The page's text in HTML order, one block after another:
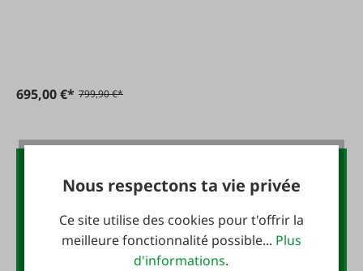
695,00 €* 799,90 €*
La lettre d'information FAIE :
Inscrivez-vous maintenant à la
Nous respectons ta vie privée
Ce site utilise des cookies pour t'offrir la
meilleure fonctionnalité possible... Plus
d'informations.